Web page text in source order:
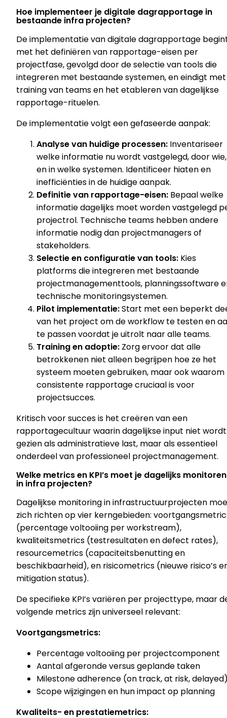
Hoe implementeer je digitale dagrapportage in
bestaande infra projecten?
De implementatie van digitale dagrapportage
met het definiëren van rapportage-eisen per
projectfase, gevolgd door de selectie van tools die
integreren met bestaande systemen, en eindigt met
training van teams en het etableren van dagelijkse
rapportage-rituelen.
De implementatie volgt een gefaseerde aanpak:
Analyse van huidige processen: Inventariseer
welke informatie nu wordt vastgelegd, door wie,
en in welke systemen. Identificeer hiaten en
inefficiënties in de huidige aanpak.
Definitie van rapportage-eisen: Bepaal welke
informatie dagelijks moet worden vastgelegd
projectrol. Technische teams hebben andere
informatie nodig dan projectmanagers of
stakeholders.
Selectie en configuratie van tools: Kies
platforms die integreren met bestaande
projectmanagementtools, planningssoftware
technische monitoringsystemen.
Pilot implementatie:Start met een beperkt
van het project om de workflow te testen en
te passen voordat je uitrolt naar alle teams.
Training en adoptie: Zorg ervoor dat alle
betrokkenen niet alleen begrijpen hoe ze het
systeem moeten gebruiken, maar ook waarom
consistente rapportage cruciaal is voor
projectsucces.
Kritisch voor succes is het creëren van een
rapportagecultuur waarin dagelijkse input niet wordt
gezien als administratieve last, maar als essentieel
onderdeel van professioneel projectmanagement.
Welke metrics en KPI’s moet je dagelijks monitoren
in infra projecten?
Dagelijkse monitoring in infrastructuurprojecten
zich richten op vier kerngebieden:
(percentage voltooiing per workstream),
kwaliteitsmetrics (testresultaten en defect rates),
resourcemetrics (capaciteitsbenutting en
beschikbaarheid), en risicometrics (nieuwe risico’s
mitigation status).
De specifieke KPI’s variëren per projecttype, maar
volgende metrics zijn universeel relevant:
Voortgangsmetrics:
Percentage voltooiing per projectcomponent
Aantal afgeronde versus geplande taken
Milestone adherence (on track, at risk,
Scope wijzigingen en hun impact op planning
Kwaliteits- en prestatiemetrics: